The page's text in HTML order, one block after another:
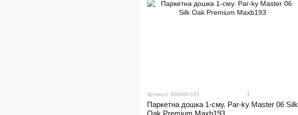
Артикул: 600000-515 1
Паркетна дошка 1-сму. Par-ky Master 06 Silk
Oak Premium Maxb193